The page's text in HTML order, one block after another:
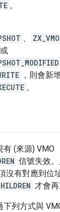
。
、
或
，則會新
。
有 (來源) VMO
信號失效
沒有對應到位
才會再
列方式與